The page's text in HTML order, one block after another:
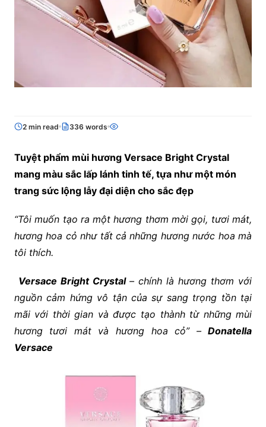
2 min read 336 words
Tuyệt phẩm mùi hương Versace Bright Crystal
mang màu sắc lấp lánh tinh tế, tựa như một món
trang sức lộng lẫy đại diện cho sắc đẹp
“Tôi muốn tạo ra một hương thơm mời gọi, tươi mát,
hương hoa cỏ như tất cả những hương nước hoa mà
tôi thích.
Versace Bright Crystal – chính là hương thơm với
nguồn cảm hứng vô tận của sự sang trọng tồn tại
mãi với thời gian và được tạo thành từ những mùi
hương tươi mát và hương hoa cỏ” –Donatella
Versace